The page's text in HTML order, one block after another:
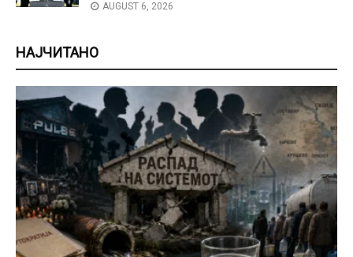
AUGUST 6, 2026
НАЈЧИТАНО